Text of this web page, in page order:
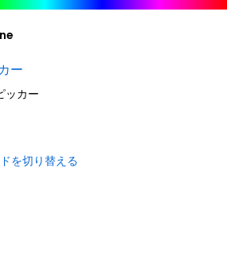
ー
ッカー
を切り替える